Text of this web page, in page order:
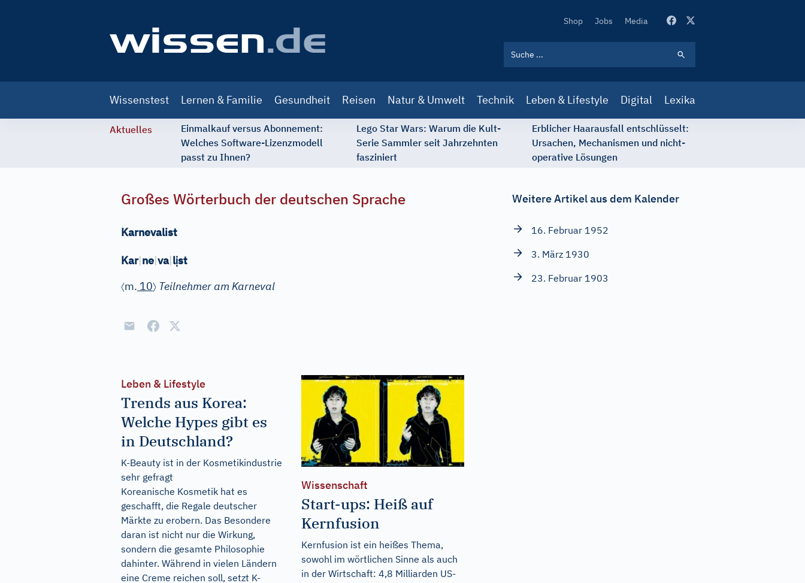
Secondary
Shop Jobs Media
navigation
Wissenstest Lernen & Familie Gesundheit Reisen Natur & Umwelt Technik Leben & Lifestyle Digital Lexika
Aktuelles
Einmalkauf versus Abonnement:
Welches Software-Lizenzmodell
passt zu Ihnen?
Lego Star Wars: Warum die Kult-
Serie Sammler seit Jahrzehnten
fasziniert
Erblicher Haarausfall entschlüsselt:
Ursachen, Mechanismen und nicht-
operative Lösungen
Großes Wörterbuch der deutschen Sprache
Karnevalist
Kar|ne|va|lịst
〈m. 10〉 Teilnehmer am Karneval
Leben & Lifestyle
Trends aus Korea:
Welche Hypes gibt es
in Deutschland?
K-Beauty ist in der Kosmetikindustrie
sehr gefragt
Koreanische Kosmetik hat es
geschafft, die Regale deutscher
Märkte zu erobern. Das Besondere
daran ist nicht nur die Wirkung,
sondern die gesamte Philosophie
dahinter. Während in vielen Ländern
eine Creme reichen soll, setzt K-
Wissenschaft
Start-ups: Heiß auf
Kernfusion
Kernfusion ist ein heißes Thema,
sowohl im wörtlichen Sinne als auch
in der Wirtschaft: 4,8 Milliarden US-
Weitere Artikel aus dem Kalender
16. Februar 1952
3. März 1930
23. Februar 1903